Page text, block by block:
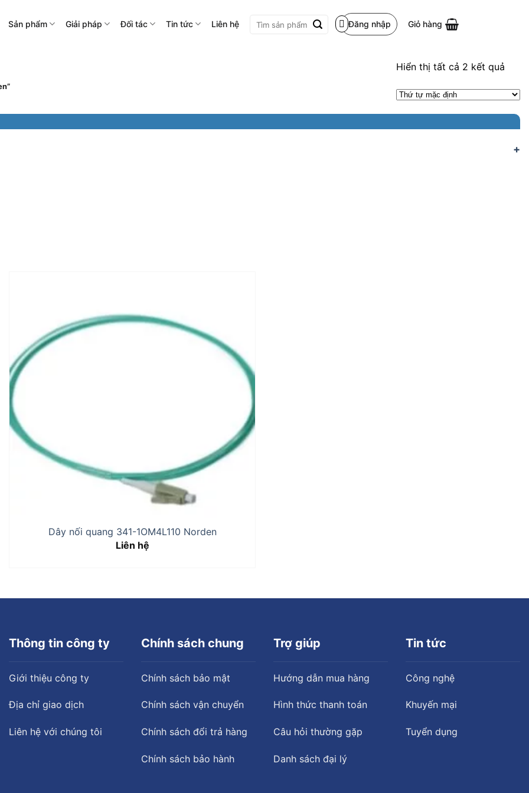
Sản phẩm Giải pháp Đối tác Tin tức Liên hệ
Tìm
Đăng nhập Giỏ hàng
Hiển thị tất cả 2 kết quả
+
Dây nối quang 341-1OM4L110 Norden
Liên hệ
Thông tin công ty
Giới thiệu công ty
Địa chỉ giao dịch
Liên hệ với chúng tôi
Chính sách chung
Chính sách bảo mật
Chính sách vận chuyển
Chính sách đổi trả hàng
Chính sách bảo hành
Trợ giúp
Hướng dẫn mua hàng
Hình thức thanh toán
Câu hỏi thường gặp
Danh sách đại lý
Tin tức
Công nghệ
Khuyến mại
Tuyển dụng